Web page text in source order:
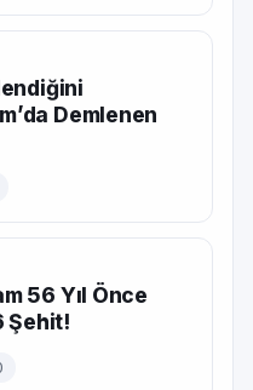
Demlenen
56 Yıl Önce
Şehit!